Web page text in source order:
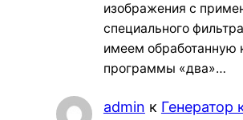
изображения с
специального
имеем обработанную
программы «два»…
admin к Генератор